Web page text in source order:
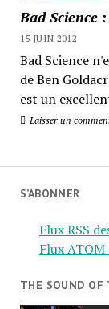
Bad Science
15 JUIN 2012
Bad Science
de Ben
est un
Laisser un
S’ABONNER
Flux RSS
Flux
THE SOUND OF